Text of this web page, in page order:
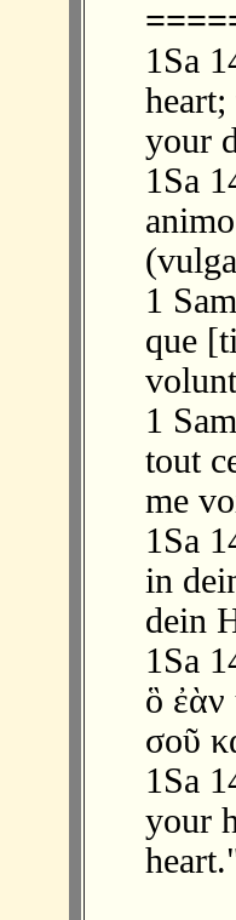
1Sa
your
1Sa
1
que
1
tout
me
1Sa
in
dein
1Sa
ὃ ἐὰν
σοῦ
1Sa
your